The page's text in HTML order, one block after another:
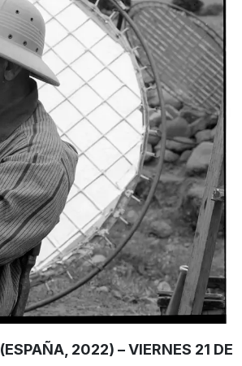
(ESPAÑA, 2022) –VIERNES 21 DE